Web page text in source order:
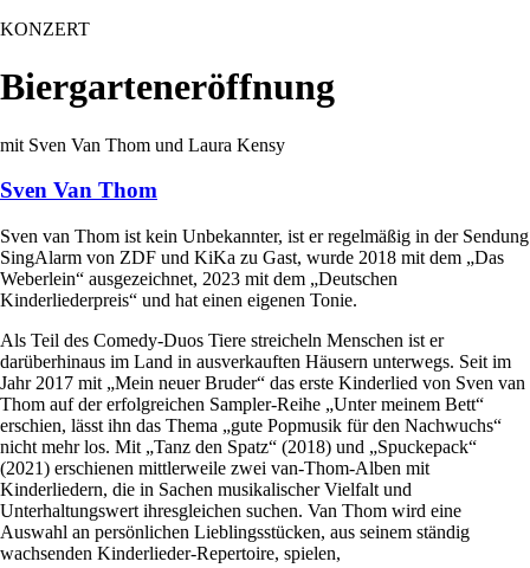
KONZERT
Biergarteneröffnung
mit Sven Van Thom und Laura Kensy
Sven Van Thom
Sven van Thom ist kein Unbekannter, ist er regelmäßig in der Sendung
SingAlarm von ZDF und KiKa zu Gast, wurde 2018 mit dem „Das
Weberlein“ ausgezeichnet, 2023 mit dem „Deutschen
Kinderliederpreis“ und hat einen eigenen Tonie.
Als Teil des Comedy-Duos Tiere streicheln Menschen ist er
darüberhinaus im Land in ausverkauften Häusern unterwegs. Seit im
Jahr 2017 mit „Mein neuer Bruder“ das erste Kinderlied von Sven van
Thom auf der erfolgreichen Sampler-Reihe „Unter meinem Bett“
erschien, lässt ihn das Thema „gute Popmusik für den Nachwuchs“
nicht mehr los. Mit „Tanz den Spatz“ (2018) und „Spuckepack“
(2021) erschienen mittlerweile zwei van-Thom-Alben mit
Kinderliedern, die in Sachen musikalischer Vielfalt und
Unterhaltungswert ihresgleichen suchen. Van Thom wird eine
Auswahl an persönlichen Lieblingsstücken, aus seinem ständig
wachsenden Kinderlieder-Repertoire, spielen,